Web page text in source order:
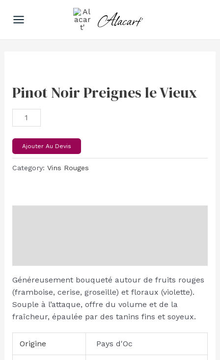
Alacart'
Pinot Noir Preignes le Vieux
Preignes
le
Vieux
quantity
Ajouter Au Devis
Category: Vins Rouges
Généreusement bouqueté autour de fruits rouges
(framboise, cerise, groseille) et floraux (violette).
Souple à l’attaque, offre du volume et de la
fraîcheur, épaulée par des tanins fins et soyeux.
Origine Pays d'Oc